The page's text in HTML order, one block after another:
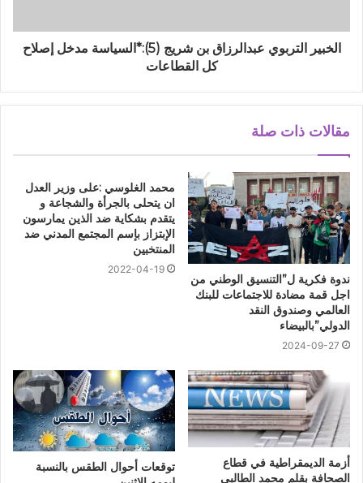
الخبير التربوي عبدالرزاق بن شريج (5):*السياسة مدخل إصلاح
كل القطاعات
مقالات ذات صلة
ندوة فكرية ل”التنسيق الوطني من
اجل قمة مضادة للاجتماعات للبنك
العالمي وصندوق النقد
الدولي”بالبيضاء
2024-09-27
محمد الغلوسي :على وزير العدل
ان يتحلى بالجرأة والشجاعة و
يتقدم بشكاية ضد الذين يمارسون
الإبتزاز بإسم المجتمع المدني ضد
المنتخبين
2022-04-19
أزمة الديمقراطية في قطاع
الصحافة ‎بقلم محمد الطالبي
توقعات أحوال الطقس بالنسبة